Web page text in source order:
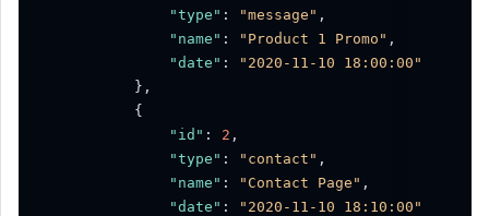
"type" : "message" ,
"name" : "Product 1 Promo" ,
"date" :
"2020-11-10 18:00:00"
} ,
{
"id" : 2 ,
"type" : "contact" ,
"name" : "Contact Page" ,
"date" :
"2020-11-10 18:10:00"